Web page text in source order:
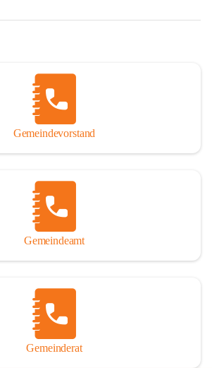
Gemeindevorstand
Gemeindeamt
Gemeinderat